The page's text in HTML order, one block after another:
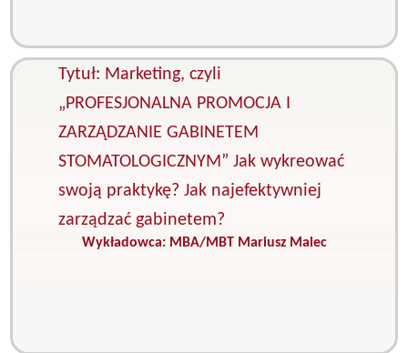
Tytuł: Marketing, czyli
„PROFESJONALNA PROMOCJA I
ZARZĄDZANIE GABINETEM
STOMATOLOGICZNYM” Jak wykreować
swoją praktykę? Jak najefektywniej
zarządzać gabinetem?
Wykładowca: MBA/MBT Mariusz Malec